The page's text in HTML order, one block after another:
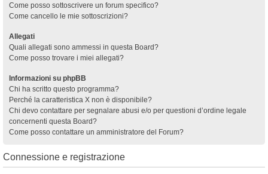
Come posso sottoscrivere un forum specifico?
Come cancello le mie sottoscrizioni?
Allegati
Quali allegati sono ammessi in questa Board?
Come posso trovare i miei allegati?
Informazioni su phpBB
Chi ha scritto questo programma?
Perché la caratteristica X non è disponibile?
Chi devo contattare per segnalare abusi e/o per questioni d’ordine legale
concernenti questa Board?
Come posso contattare un amministratore del Forum?
Connessione e registrazione